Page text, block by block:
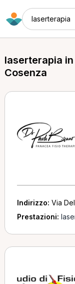
laserterapia
laserterapia
Cosenza
Indirizzo: Via
Prestazioni: